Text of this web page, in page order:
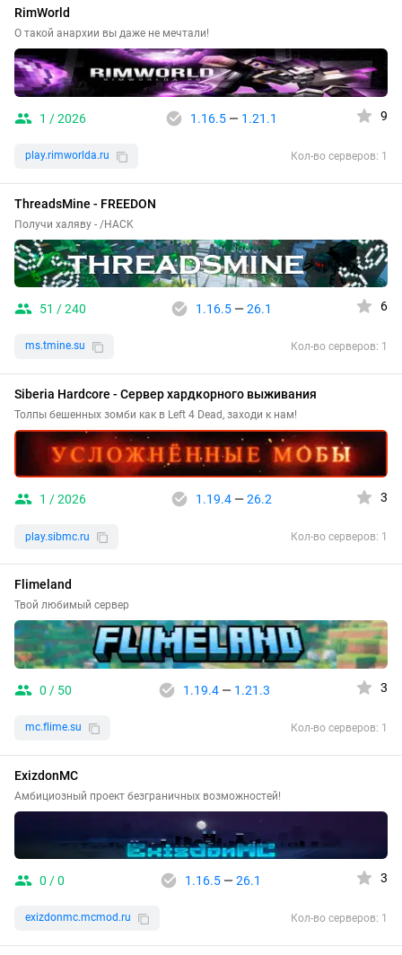
RimWorld
О такой анархии вы даже не мечтали!
1 / 2026 1.16.5— 1.21.1 9
play.rimworlda.ru Кол-во серверов: 1
ThreadsMine - FREEDON
Получи халяву - /HACK
51 / 240 1.16.5— 26.1 6
ms.tmine.su Кол-во серверов: 1
Siberia Hardcore - Сервер хардкорного выживания
Толпы бешенных зомби как в Left 4 Dead, заходи к нам!
1 / 2026 1.19.4— 26.2 3
play.sibmc.ru Кол-во серверов: 1
Flimeland
Твой любимый сервер
0 / 50 1.19.4— 1.21.3 3
mc.flime.su Кол-во серверов: 1
ExizdonMC
Амбициозный проект безграничных возможностей!
0 / 0 1.16.5— 26.1 3
exizdonmc.mcmod.ru Кол-во серверов: 1